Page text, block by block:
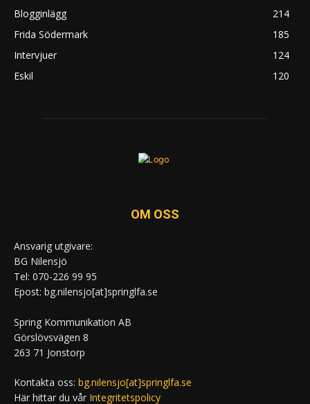
Blogginlägg
214
Frida Södermark
185
Intervjuer
124
Eskil
120
OM OSS
Ansvarig utgivare:
BG Nilensjö
Tel: 070-226 99 95
Epost: bg.nilensjo[at]springlfa.se
Spring Kommunikation AB
Görslövsvägen 8
263 71 Jonstorp
Kontakta oss: bg.nilensjo[at]springlfa.se
Här hittar du vår Integritetspolicy